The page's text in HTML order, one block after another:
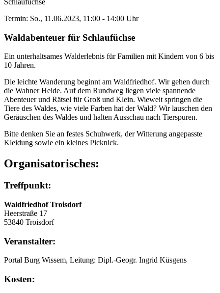
Schlaufüchse
Termin: So., 11.06.2023, 11:00 - 14:00 Uhr
Waldabenteuer für Schlaufüchse
Ein unterhaltsames Walderlebnis für Familien mit Kindern von 6 bis
10 Jahren.
Die leichte Wanderung beginnt am Waldfriedhof. Wir gehen durch
die Wahner Heide. Auf dem Rundweg liegen viele spannende
Abenteuer und Rätsel für Groß und Klein. Wieweit springen die
Tiere des Waldes, wie viele Farben hat der Wald? Wir lauschen den
Geräuschen des Waldes und halten Ausschau nach Tierspuren.
Bitte denken Sie an festes Schuhwerk, der Witterung angepasste
Kleidung sowie ein kleines Picknick.
Organisatorisches:
Treffpunkt:
Waldfriedhof Troisdorf
Heerstraße 17
53840 Troisdorf
Veranstalter:
Portal Burg Wissem, Leitung: Dipl.-Geogr. Ingrid Küsgens
Kosten: